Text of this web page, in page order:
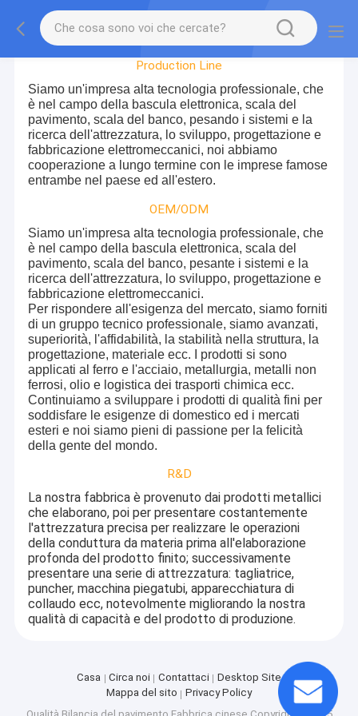
Factory Tour
Production Line
Siamo un'impresa alta tecnologia professionale, che
è nel campo della bascula elettronica, scala del
pavimento, scala del banco, pesando i sistemi e la
ricerca dell'attrezzatura, lo sviluppo, progettazione e
fabbricazione elettromeccanici, noi abbiamo
cooperazione a lungo termine con le imprese famose
entrambe nel paese ed all'estero.
OEM/ODM
Siamo un'impresa alta tecnologia professionale, che
è nel campo della bascula elettronica, scala del
pavimento, scala del banco, pesante i sistemi e la
ricerca dell'attrezzatura, lo sviluppo, progettazione e
fabbricazione elettromeccanici.
Per rispondere all'esigenza del mercato, siamo forniti
di un gruppo tecnico professionale, siamo avanzati,
superiorità, l'affidabilità, la stabilità nella struttura, la
progettazione, materiale ecc. I prodotti si sono
applicati al ferro e l'acciaio, metallurgia, metalli non
ferrosi, olio e logistica dei trasporti chimica ecc.
Continuiamo a sviluppare i prodotti di qualità fini per
soddisfare le esigenze di domestico ed i mercati
esteri e noi siamo pieni di passione per la felicità
della gente del mondo.
R&D
La nostra fabbrica è provenuto dai prodotti metallici
che elaborano, poi per presentare costantemente
l'attrezzatura precisa per realizzare le operazioni
della conduttura da materia prima all'elaborazione
profonda del prodotto finito; successivamente
presentare una serie di attrezzatura: tagliatrice,
puncher, macchina piegatubi, apparecchiatura di
collaudo ecc, notevolmente migliorando la nostra
qualità di capacità e del prodotto di produzione.
Casa Circa noi Contattaci
Desktop Site
Mappa del sito
Privacy Policy